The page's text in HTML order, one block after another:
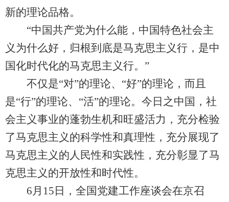
新的理论品格。
“中国共产党为什么能，中国特色社会主
义为什么好，归根到底是马克思主义行，是中
国化时代化的马克思主义行。”
不仅是“对”的理论、“好”的理论，而且
是“行”的理论、“活”的理论。今日之中国，社
会主义事业的蓬勃生机和旺盛活力，充分检验
了马克思主义的科学性和真理性，充分展现了
马克思主义的人民性和实践性，充分彰显了马
克思主义的开放性和时代性。
6月15日，全国党建工作座谈会在京召